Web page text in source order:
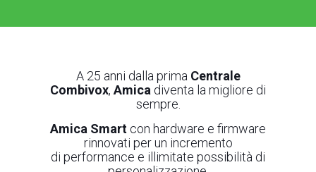
A 25 anni dalla prima Centrale
Combivox, Amica diventa la migliore di
sempre
Amica Smart con hardware e firmware
rinnovati per un incremento
di performance e illimitate possibilità di